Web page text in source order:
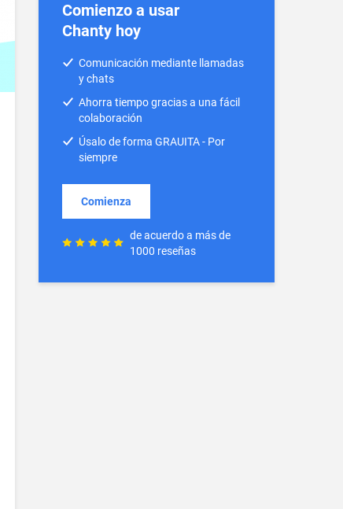
Comienzo a usar
Chanty hoy
Comunicación mediante llamadas
y chats
Ahorra tiempo gracias a una fácil
colaboración
Úsalo de forma GRAUITA - Por
siempre
Comienza
de acuerdo a más de
1000 reseñas